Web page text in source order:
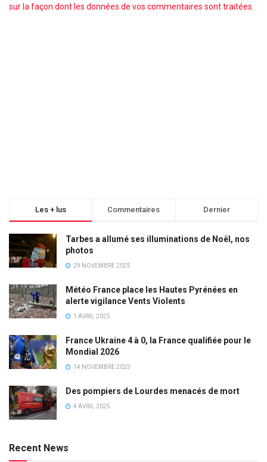
sur la façon dont les données de vos commentaires sont traitées.
Les + lus Commentaires Dernier
Tarbes a allumé ses illuminations de Noël, nos
photos
29 NOVEMBRE 2025
Météo France place les Hautes Pyrénées en
alerte vigilance Vents Violents
1 AVRIL 2025
France Ukraine 4 à 0, la France qualifiée pour le
Mondial 2026
14 NOVEMBRE 2025
Des pompiers de Lourdes menacés de mort
4 AVRIL 2025
Recent News